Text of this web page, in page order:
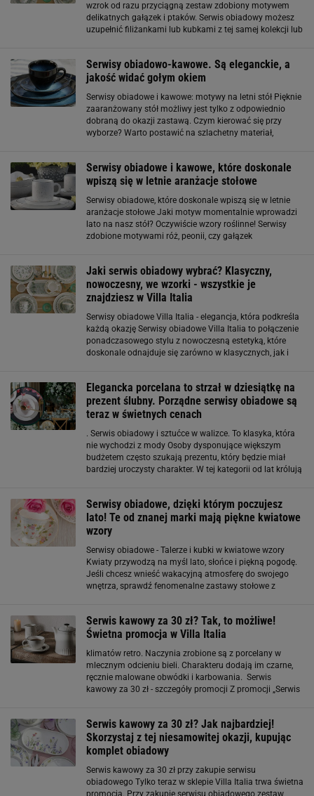
wzrok od razu przyciągną zestaw zdobiony motywem
delikatnych gałązek i ptaków. Serwis obiadowy możesz
uzupełnić filiżankami lub kubkami z tej samej kolekcji lub
Serwisy obiadowo-kawowe. Są eleganckie, a
jakość widać gołym okiem
Serwisy obiadowe i kawowe: motywy na letni stół Pięknie
zaaranżowany stół możliwy jest tylko z odpowiednio
dobraną do okazji zastawą. Czym kierować się przy
wyborze? Warto postawić na szlachetny materiał,
Serwisy obiadowe i kawowe, które doskonale
wpiszą się w letnie aranżacje stołowe
Serwisy obiadowe, które doskonale wpiszą się w letnie
aranżacje stołowe Jaki motyw momentalnie wprowadzi
lato na nasz stół? Oczywiście wzory roślinne! Serwisy
zdobione motywami róż, peonii, czy gałązek
Jaki serwis obiadowy wybrać? Klasyczny,
nowoczesny, we wzorki - wszystkie je
znajdziesz w Villa Italia
Serwisy obiadowe Villa Italia - elegancja, która podkreśla
każdą okazję Serwisy obiadowe Villa Italia to połączenie
ponadczasowego stylu z nowoczesną estetyką, które
doskonale odnajduje się zarówno w klasycznych, jak i
Elegancka porcelana to strzał w dziesiątkę na
prezent ślubny. Porządne serwisy obiadowe są
teraz w świetnych cenach
. Serwis obiadowy i sztućce w walizce. To klasyka, która
nie wychodzi z mody Osoby dysponujące większym
budżetem często szukają prezentu, który będzie miał
bardziej uroczysty charakter. W tej kategorii od lat królują
Serwisy obiadowe, dzięki którym poczujesz
lato! Te od znanej marki mają piękne kwiatowe
wzory
Serwisy obiadowe - Talerze i kubki w kwiatowe wzory
Kwiaty przywodzą na myśl lato, słońce i piękną pogodę.
Jeśli chcesz wnieść wakacyjną atmosferę do swojego
wnętrza, sprawdź fenomenalne zastawy stołowe z
Serwis kawowy za 30 zł? Tak, to możliwe!
Świetna promocja w Villa Italia
klimatów retro. Naczynia zrobione są z porcelany w
mlecznym odcieniu bieli. Charakteru dodają im czarne,
ręcznie malowane obwódki i karbowania. Serwis
kawowy za 30 zł - szczegóły promocji Z promocji „Serwis
oficjalnego
Serwis kawowy za 30 zł? Jak najbardziej!
Skorzystaj z tej niesamowitej okazji, kupując
komplet obiadowy
Serwis kawowy za 30 zł przy zakupie serwisu
obiadowego Tylko teraz w sklepie Villa Italia trwa świetna
promocja. Przy zakupie serwisu obiadowego zestaw